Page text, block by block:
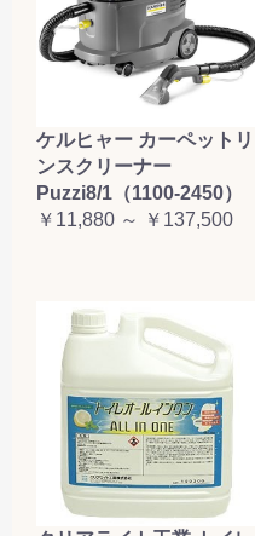
ケルヒャー カーペットリ
ンスクリーナー
Puzzi8/1（1100-2450）
￥11,880 ～ ￥137,500